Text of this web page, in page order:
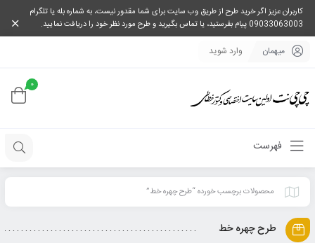
کاربران عزیز اگر خرید طرح از طریق وب سایت برای شما مقدور نیست، به شماره بله یا تلگرام
09033063003 پیام بفرستید، یا تماس بگیرید و طرح مورد نظر خود را دریافت نمایید.
میهمان وارد شوید
0
فهرست
محصولات برچسب خورده “طرح چهره خط”
طرح چهره خط